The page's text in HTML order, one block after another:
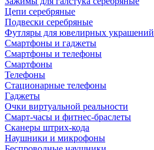
Цепи серебряные
Подвески серебряные
Футляры для ювелирных украшений
Смартфоны и гаджеты
Смартфоны и телефоны
Смартфоны
Телефоны
Стационарные телефоны
Гаджеты
Очки виртуальной реальности
Смарт-часы и фитнес-браслеты
Сканеры штрих-кода
Наушники и микрофоны